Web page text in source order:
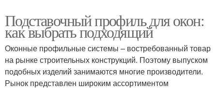
Подставочный профиль для окон:
как выбрать подходящий
Оконные профильные системы – востребованный товар
на рынке строительных конструкций. Поэтому выпуском
подобных изделий занимаются многие производители.
Рынок представлен широким ассортиментом